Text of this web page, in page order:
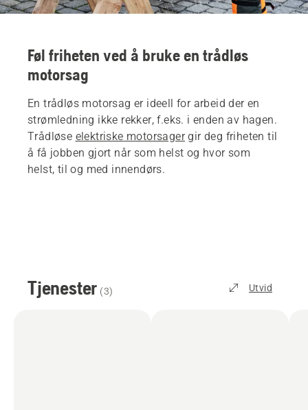
Føl friheten ved å bruke en trådløs
motorsag
En trådløs motorsag er ideell for arbeid der en
strømledning ikke rekker, f.eks. i enden av hagen.
Trådløse elektriske motorsagergir deg friheten til
å få jobben gjort når som helst og hvor som
helst, til og med innendørs.
Tjenester (3) Utvid